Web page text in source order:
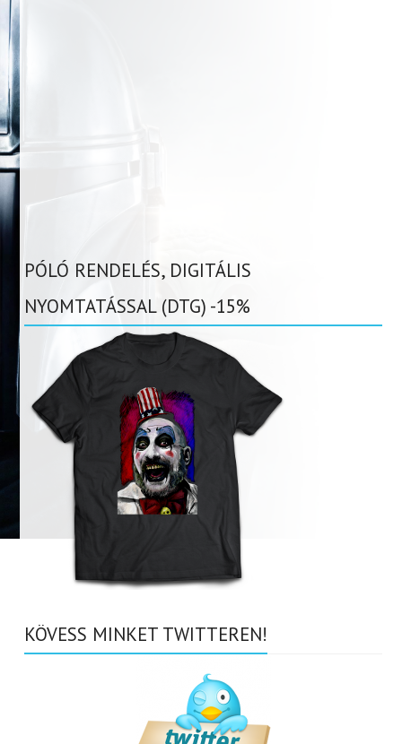
PÓLÓ RENDELÉS, DIGITÁLIS
NYOMTATÁSSAL (DTG) -15%
KÖVESS MINKET TWITTEREN!